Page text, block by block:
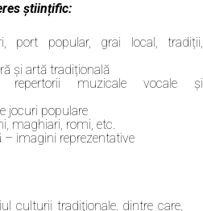
științific:
port popular, grai local, tradiții,
și artă tradițională
repertorii muzicale vocale și
jocuri populare
maghiari, romi, etc.
imagini reprezentative
culturii tradiţionale, dintre care,